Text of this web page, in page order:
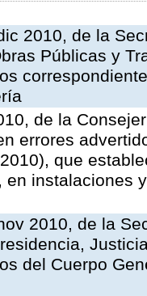
2010, de la
Públicas y
de la
errores
que
en instalaciones
2010, de la
del Cuerpo